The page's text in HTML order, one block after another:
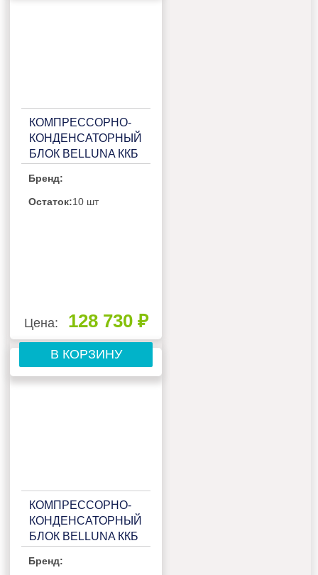
КОМПРЕССОРНО-
КОНДЕНСАТОРНЫЙ
БЛОК BELLUNA ККБ
ПОТРЕБИТЕЛЬ,
БЕЗ РЕСИВЕРА С
Бренд:
Остаток:10 шт
Цена: 128 730 ₽
В КОРЗИНУ
КОМПРЕССОРНО-
КОНДЕНСАТОРНЫЙ
БЛОК BELLUNA ККБ
ПОТРЕБИТЕЛЬ,
Бренд: